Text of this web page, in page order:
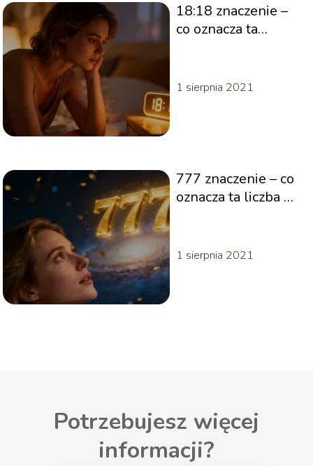
18:18 znaczenie –
co oznacza ta
1 sierpnia 2021
777 znaczenie – co
oznacza ta liczba w
1 sierpnia 2021
Potrzebujesz więcej
informacji?